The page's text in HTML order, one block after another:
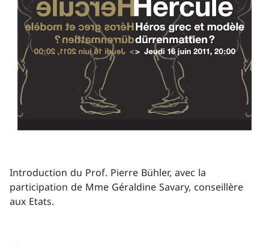
Introduction du Prof. Pierre Bühler, avec la
participation de Mme Géraldine Savary, conseillère
aux Etats.